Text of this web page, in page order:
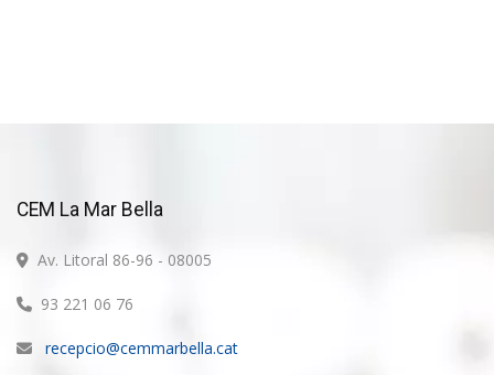
CEM La Mar Bella
Av. Litoral 86-96 - 08005
93 221 06 76
recepcio@cemmarbella.cat